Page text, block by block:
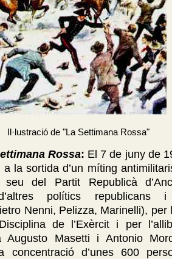
Il·lustració de "La Settimana Rossa"
Rossa: El 7 de juny de
a la sortida d’un míting
del Partit Republicà
polítics republicans i
Nenni, Pelizza, Marinelli), per
de l’Exèrcit i per
Augusto Masetti i Antonio
concentració d’unes 600